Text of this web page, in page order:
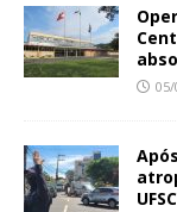
05/